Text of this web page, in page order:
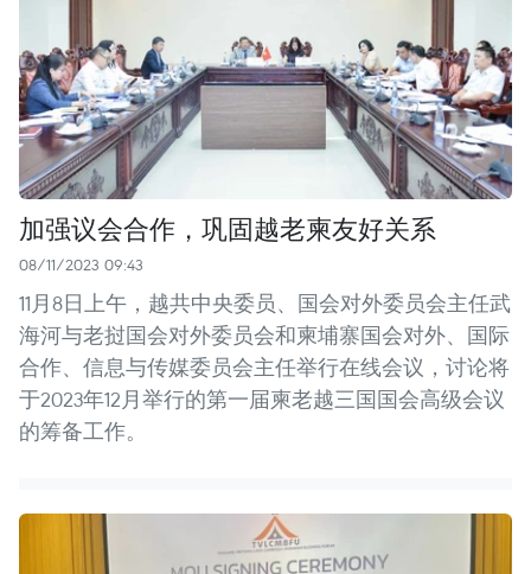
加强议会合作，巩固越老柬友好关系
08/11/2023 09:43
11月8日上午，越共中央委员、国会对外委员会主任武
海河与老挝国会对外委员会和柬埔寨国会对外、国际
合作、信息与传媒委员会主任举行在线会议，讨论将
于2023年12月举行的第一届柬老越三国国会高级会议
的筹备工作。